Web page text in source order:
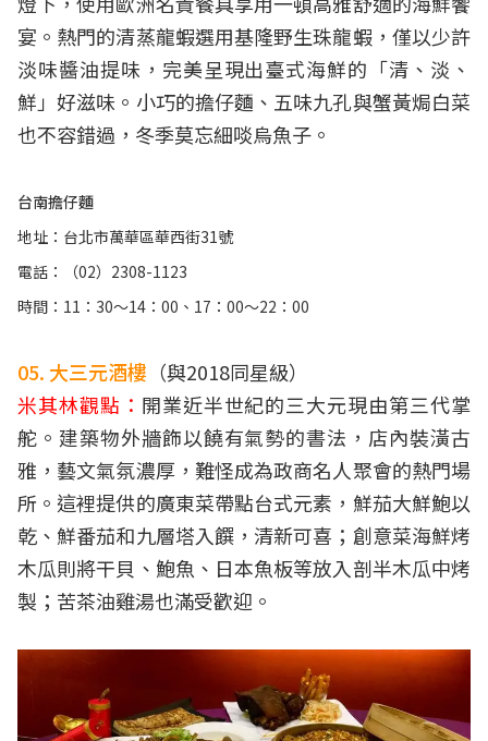
宴。熱門的清蒸龍蝦選用基隆野生珠龍蝦，僅以少許
淡味醬油提味，完美呈現出臺式海鮮的「清、淡、
鮮」好滋味。小巧的擔仔麵、五味九孔與蟹黃焗白菜
也不容錯過，冬季莫忘細啖烏魚子。
台南擔仔麵
地址：台北市萬華區華西街31號
電話：（02）2308-1123
時間：11：30～14：00、17：00～22：00
05. 大三元酒樓 （與2018同星級）
米其林觀點： 開業近半世紀的三大元現由第三代掌
舵。建築物外牆飾以饒有氣勢的書法，店內裝潢古
雅，藝文氣氛濃厚，難怪成為政商名人聚會的熱門場
所。這裡提供的廣東菜帶點台式元素，鮮茄大鮮鮑以
乾、鮮番茄和九層塔入饌，清新可喜；創意菜海鮮烤
木瓜則將干貝、鮑魚、日本魚板等放入剖半木瓜中烤
製；苦茶油雞湯也滿受歡迎。